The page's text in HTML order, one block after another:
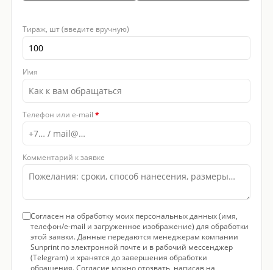
Тираж, шт (введите вручную)
Имя
Телефон или e-mail *
Комментарий к заявке
Согласен на обработку моих персональных данных (имя,
телефон/e-mail и загруженное изображение) для обработки
этой заявки. Данные передаются менеджерам компании
Sunprint по электронной почте и в рабочий мессенджер
(Telegram) и хранятся до завершения обработки
обращения. Согласие можно отозвать, написав на